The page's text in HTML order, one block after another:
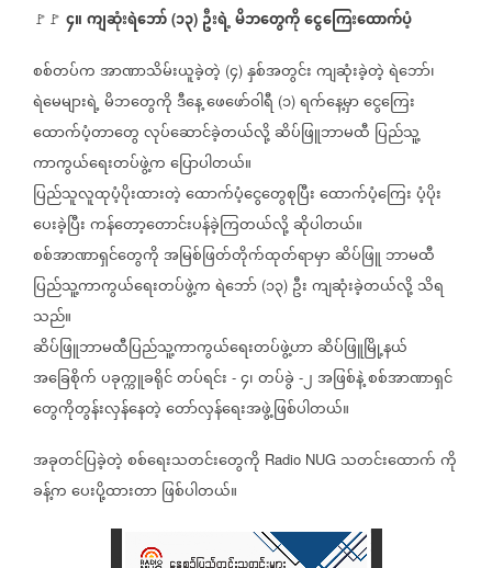
🚩🚩 ၄။ကျဆုံးရဲဘော် (၁၃) ဦးရဲ့မိဘတွေကိုငွေကြေးထောက်ပံ့
စစ်တပ်ကအာဏာသိမ်းယူခဲ့တဲ့ (၄) နှစ်အတွင်းကျဆုံးခဲ့တဲ့ရဲဘော်၊
ရဲမေများရဲ့မိဘတွေကိုဒီနေ့ဖေဖော်ဝါရီ (၁) ရက်နေ့မှာငွေကြေး
ထောက်ပံ့တာတွေလုပ်ဆောင်ခဲ့တယ်လို့ဆိပ်ဖြူဘာမထီ ပြည်သူ့
ကာကွယ်ရေးတပ်ဖွဲ့ကပြောပါတယ်။
ပြည်သူလူထုပံ့ပိုးထားတဲ့ထောက်ပံ့ငွေတွေစုပြီးထောက်ပံ့ကြေးပံ့ပိုး
ပေးခဲ့ပြီးကန်တော့တောင်းပန်ခဲ့ကြတယ်လို့ဆိုပါတယ်။
စစ်အာဏာရှင်တွေကိုအမြစ်ဖြတ်တိုက်ထုတ်ရာမှာဆိပ်ဖြူ ဘာမထီ
ပြည်သူ့ကာကွယ်ရေးတပ်ဖွဲ့ကရဲဘော် (၁၃) ဦးကျဆုံးခဲ့တယ်လို့သိရ
သည်။
ဆိပ်ဖြူဘာမထီပြည်သူ့ကာကွယ်ရေးတပ်ဖွဲ့ဟာဆိပ်ဖြူမြို့နယ်
အခြေစိုက်ပခုက္ကူခရိုင်တပ်ရင်း - ၄၊တပ်ခွဲ -၂အဖြစ်နဲ့စစ်အာဏာရှင်
တွေကိုတွန်းလှန်နေတဲ့တော်လှန်ရေးအဖွဲ့ဖြစ်ပါတယ်။
အခုတင်ပြခဲ့တဲ့စစ်ရေးသတင်းတွေကို Radio NUG သတင်းထောက်ကို
ခန့်ကပေးပို့ထားတာဖြစ်ပါတယ်။